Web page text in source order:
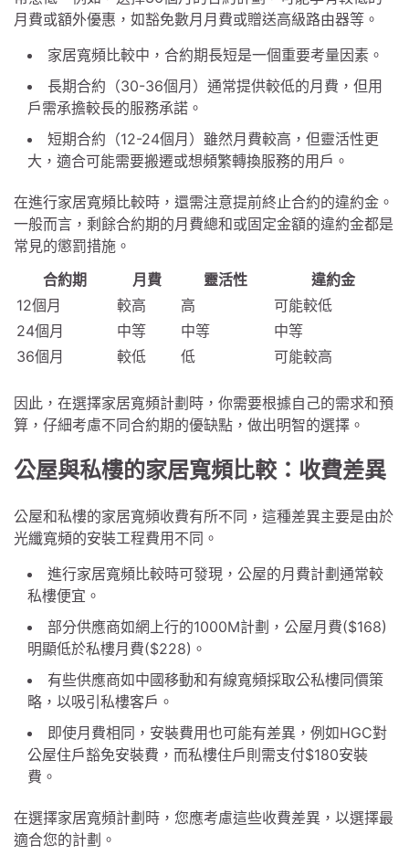
月費或額外優惠，如豁免數月月費或贈送高級路由器等。
家居寬頻比較中，合約期長短是一個重要考量因素。
長期合約（30-36個月）通常提供較低的月費，但用
戶需承擔較長的服務承諾。
短期合約（12-24個月）雖然月費較高，但靈活性更
大，適合可能需要搬遷或想頻繁轉換服務的用戶。
在進行家居寬頻比較時，還需注意提前終止合約的違約金。
一般而言，剩餘合約期的月費總和或固定金額的違約金都是
常見的懲罰措施。
合約期
月費 靈活性
違約金
12個月
較高 高
可能較低
24個月
中等 中等
中等
36個月
較低 低 可能較高
因此，在選擇家居寬頻計劃時，你需要根據自己的需求和預
算，仔細考慮不同合約期的優缺點，做出明智的選擇。
公屋與私樓的家居寬頻比較：收費差異
公屋和私樓的家居寬頻收費有所不同，這種差異主要是由於
光纖寬頻的安裝工程費用不同。
進行家居寬頻比較時可發現，公屋的月費計劃通常較
私樓便宜。
部分供應商如網上行的1000M計劃，公屋月費($168)
明顯低於私樓月費($228)。
有些供應商如中國移動和有線寬頻採取公私樓同價策
略，以吸引私樓客戶。
即使月費相同，安裝費用也可能有差異，例如HGC對
公屋住戶豁免安裝費，而私樓住戶則需支付$180安裝
費。
在選擇家居寬頻計劃時，您應考慮這些收費差異，以選擇最
適合您的計劃。